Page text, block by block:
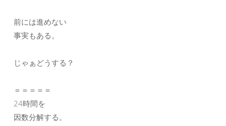
前には進めない
事実もある。
じゃぁどうする？
＝＝＝＝＝
24時間を
因数分解する。